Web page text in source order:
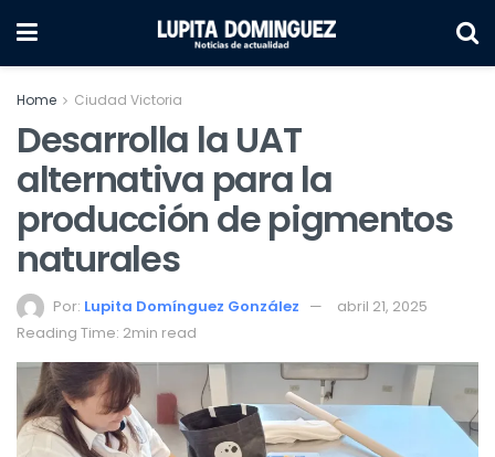
Home Ciudad Victoria
Desarrolla la UAT
alternativa para la
producción de pigmentos
naturales
Por: Lupita Domínguez González
abril 21, 2025
Reading Time: 2min read